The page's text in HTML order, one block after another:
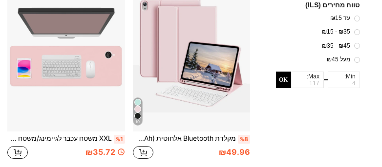
טווח מחירים (ILS)
עד ₪15
₪35 - ₪15
₪45 - ₪35
מעל ₪45
Min:
Max:
OK
10
%8 מקלדת Bluetooth אלחוטית (150mAh) עם כיסוי מקלדת נשלף ומחזיק סטיילוס, תואם לסמסונג גלקסי טאב ואייפד, Redmi Pad SE (ורוד)
₪49.96
%1 XXL משטח עכבר לגיימינג/משטח עכבר | משטח שולחן/גודל גדול | שיפור הדיוק והמהירות | בסיס גומי, אחיזה יציבה על משטחים חלקים, נגד החלקה
₪35.72